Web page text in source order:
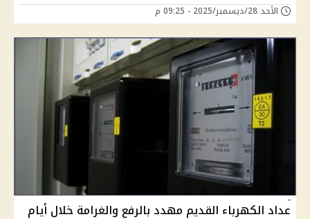
الأحد 28/ديسمبر/2025 - 09:25 م
عداد الكهرباء القديم مهدد بالرفع والغرامة خلال أيام